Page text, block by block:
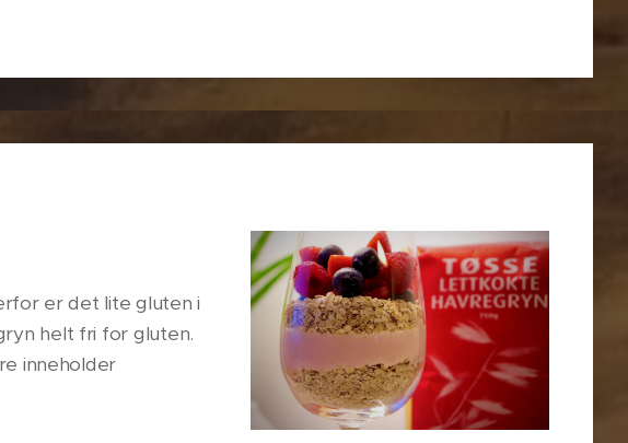
er det lite gluten i
helt fri for gluten.
inneholder